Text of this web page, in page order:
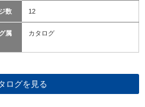
数 12
属
カタログ
ログを見る